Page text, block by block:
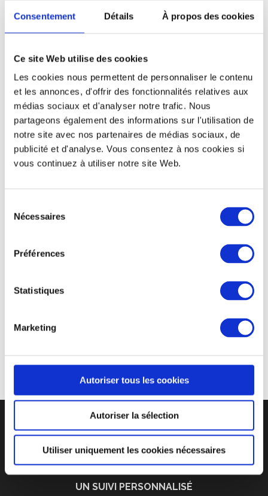
Consentement Détails À propos des cookies
Ce site Web utilise des cookies
Les cookies nous permettent de personnaliser le contenu
et les annonces, d'offrir des fonctionnalités relatives aux
médias sociaux et d'analyser notre trafic. Nous
partageons également des informations sur l'utilisation de
notre site avec nos partenaires de médias sociaux, de
publicité et d'analyse. Vous consentez à nos cookies si
vous continuez à utiliser notre site Web.
Nécessaires
Préférences
Statistiques
Marketing
Autoriser tous les cookies
Autoriser la sélection
Utiliser uniquement les cookies nécessaires
festival de musiques celtiques en France. L’association a
Greencup personnalisés en impression quadrichromie
aux couleurs du festival. Le festival développe depuis
plusieurs années une politique de Développement
Durable et Solidaire par le biais de diverses actions
personnalisables
sur le festival In mais aussi sur le
CYCLE DE VIE D’UN GOBELET RÉUTLISABLE
UN SUIVI PERSONNALISÉ